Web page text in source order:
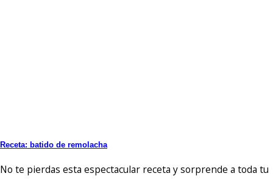
Receta: batido de remolacha
No te pierdas esta espectacular receta y sorprende a toda tu